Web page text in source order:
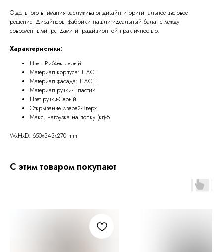
Отдельного внимания заслуживают дизайн и оригинальное цветовое
решение. Дизайнеры фабрики нашли идеальный баланс между
современными трендами и традиционной практичностью.
Характеристики:
Цвет: Риббек серый
Материал корпуса: ЛДСП
Материал фасада: ЛДСП
Материал ручки-Пластик
Цвет ручки-Серый
Открывание дверей-Вверх
Макс. нагрузка на полку (кг)-5
WxHxD: 650x343x270 mm
С этим товаром покупают